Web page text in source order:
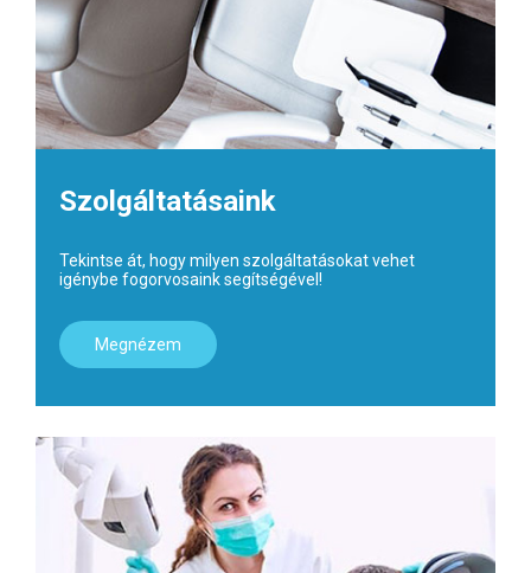
Szolgáltatásaink
Tekintse át, hogy milyen szolgáltatásokat vehet
igénybe fogorvosaink segítségével!
Megnézem